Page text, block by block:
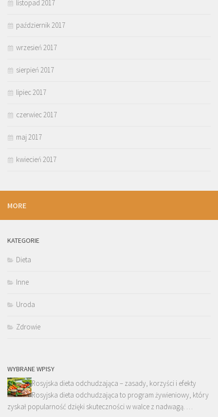
listopad 2017
październik 2017
wrzesień 2017
sierpień 2017
lipiec 2017
czerwiec 2017
maj 2017
kwiecień 2017
MORE
KATEGORIE
Dieta
Inne
Uroda
Zdrowie
WYBRANE WPISY
Rosyjska dieta odchudzająca – zasady, korzyści i efekty
Rosyjska dieta odchudzająca to program żywieniowy, który
zyskał popularność dzięki skuteczności w walce z nadwagą. …